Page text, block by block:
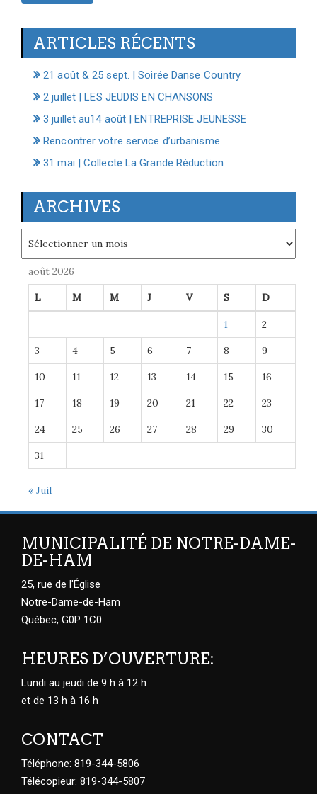
ARTICLES RÉCENTS
21 août & 25 sept. | Soirée Danse Country
2 juillet | LES JEUDIS EN CHANSONS
3 juillet au14 août | ENTREPRISE JEUNESSE
Rencontrer votre service d’urbanisme
31 mai | Collecte La Grande Réduction
ARCHIVES
août 2026
L M M J V S D
1 2
3 4 5 6 7 8 9
10 11 12 13 14 15 16
17 18 19 20 21 22 23
24 25 26 27 28 29 30
31
« Juil
MUNICIPALITÉ DE NOTRE-DAME-
DE-HAM
25, rue de l'Église
Notre-Dame-de-Ham
Québec, G0P 1C0
HEURES D’OUVERTURE:
Lundi au jeudi de 9 h à 12 h
et de 13 h à 16 h
CONTACT
Téléphone: 819-344-5806
Télécopieur: 819-344-5807